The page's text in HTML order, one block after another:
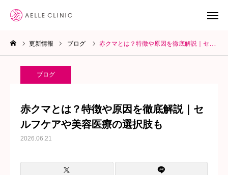
更新情報 ブログ 赤クマとは？特徴や原因を徹底解説｜セルフケアや美容医療の選択肢も
ブログ
赤クマとは？特徴や原因を徹底解説｜セ
ルフケアや美容医療の選択肢も
2026.06.21
LINE予約
診療メニュー